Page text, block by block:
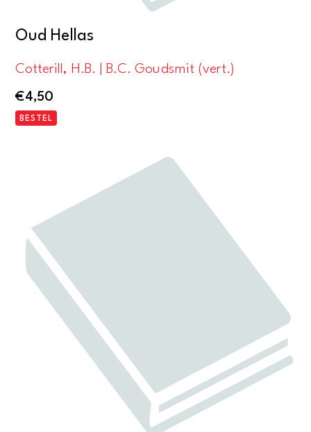
Oud Hellas
Cotterill, H.B. | B.C. Goudsmit (vert.)
€4,50
BESTEL